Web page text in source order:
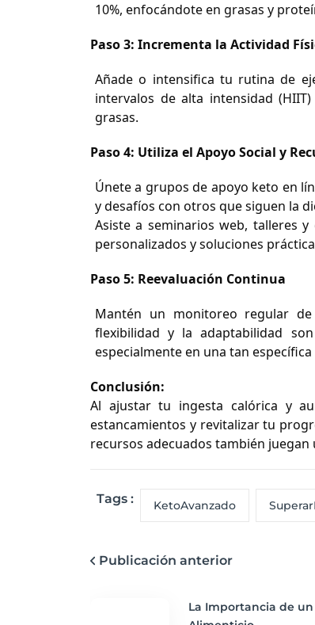
10%, enfocándote en grasas y
Paso 3: Incrementa la Actividad
Añade o intensifica tu rutina de
intervalos de alta intensidad
grasas.
Paso 4: Utiliza el Apoyo Social y
Únete a grupos de apoyo keto en
y desafíos con otros que siguen la
Asiste a seminarios web, talleres
personalizados y soluciones
Paso 5: Reevaluación Continua
Mantén un monitoreo regular
flexibilidad y la adaptabilidad
especialmente en una tan
Conclusión:
Al ajustar tu ingesta calórica y
estancamientos y revitalizar tu
recursos adecuados también
Tags : KetoAvanzado
Publicación anterior
La Importancia de